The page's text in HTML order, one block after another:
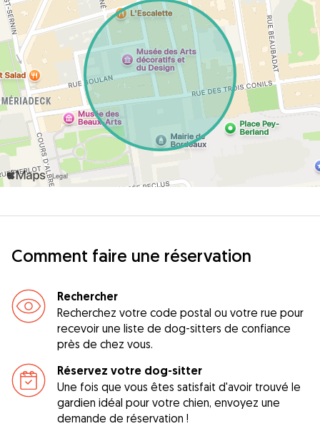
Comment faire une réservation
Rechercher
Recherchez votre code postal ou votre rue pour
recevoir une liste de dog-sitters de confiance
près de chez vous.
Réservez votre dog-sitter
Une fois que vous êtes satisfait d'avoir trouvé le
gardien idéal pour votre chien, envoyez une
demande de réservation !